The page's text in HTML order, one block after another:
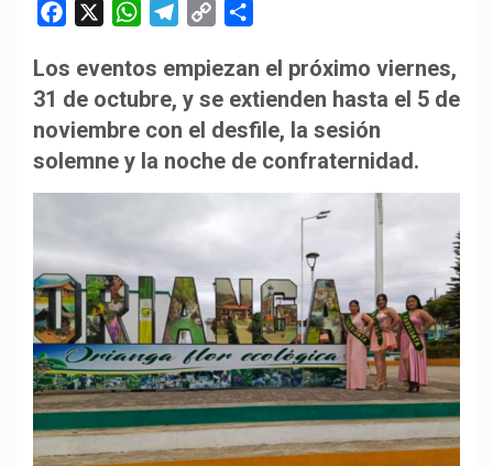
c
e
b
o
W
a
t
s
A
l
e
g
r
p
y
L
i
m
p
a
r
Los eventos empiezan el próximo viernes,
31 de octubre, y se extienden hasta el 5 de
noviembre con el desfile, la sesión
solemne y la noche de confraternidad.